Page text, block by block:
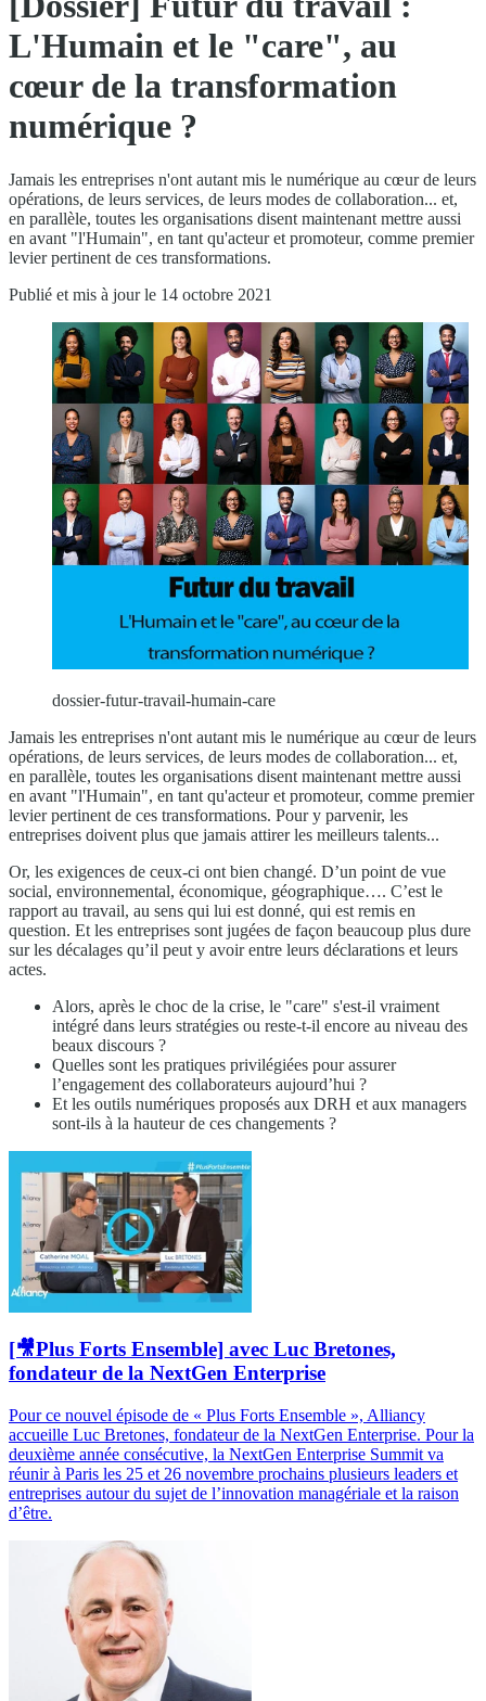
L'Humain et le "care", au
cœur de la transformation
numérique ?
Jamais les entreprises n'ont autant mis le numérique au cœur de leurs
opérations, de leurs services, de leurs modes de collaboration... et,
en parallèle, toutes les organisations disent maintenant mettre aussi
en avant "l'Humain", en tant qu'acteur et promoteur, comme premier
levier pertinent de ces transformations.
Publié et mis à jour le 14 octobre 2021
dossier-futur-travail-humain-care
Jamais les entreprises n'ont autant mis le numérique au cœur de leurs
opérations, de leurs services, de leurs modes de collaboration... et,
en parallèle, toutes les organisations disent maintenant mettre aussi
en avant "l'Humain", en tant qu'acteur et promoteur, comme premier
levier pertinent de ces transformations. Pour y parvenir, les
entreprises doivent plus que jamais attirer les meilleurs talents...
Or, les exigences de ceux-ci ont bien changé. D’un point de vue
social, environnemental, économique, géographique…. C’est le
rapport au travail, au sens qui lui est donné, qui est remis en
question. Et les entreprises sont jugées de façon beaucoup plus dure
sur les décalages qu’il peut y avoir entre leurs déclarations et leurs
actes.
Alors, après le choc de la crise, le "care" s'est-il vraiment
intégré dans leurs stratégies ou reste-t-il encore au niveau des
beaux discours ?
Quelles sont les pratiques privilégiées pour assurer
l’engagement des collaborateurs aujourd’hui ?
Et les outils numériques proposés aux DRH et aux managers
sont-ils à la hauteur de ces changements ?
[🎥Plus Forts Ensemble] avec Luc Bretones,
fondateur de la NextGen Enterprise
Pour ce nouvel épisode de « Plus Forts Ensemble », Alliancy
accueille Luc Bretones, fondateur de la NextGen Enterprise. Pour la
deuxième année consécutive, la NextGen Enterprise Summit va
réunir à Paris les 25 et 26 novembre prochains plusieurs leaders et
entreprises autour du sujet de l’innovation managériale et la raison
d’être.